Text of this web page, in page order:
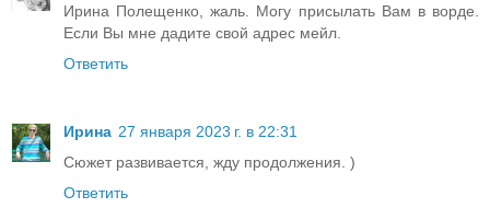
Ирина Полещенко, жаль. Могу присылать Вам в ворде.
Если Вы мне дадите свой адрес мейл.
Ответить
Ирина 27 января 2023 г. в 22:31
Сюжет развивается, жду продолжения. )
Ответить